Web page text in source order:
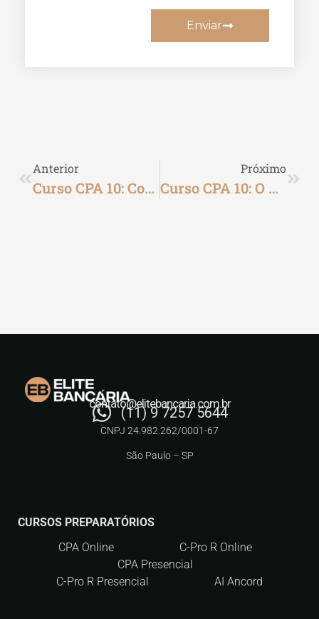
Enviar
Anterior
Curso CPA 10: Como O Curso Pode Me Ajudar Na Prova
Próximo
Curso CPA 10: O Que É E Para Que Serve
(11) 9 7257 5644
contato@elitebancaria.com.br
CNPJ 24.982.262/0001-67
São Paulo – SP
CURSOS PREPARATÓRIOS
CPA Online
C-Pro R Online
CPA Presencial
C-Pro R Presencial
AI Ancord